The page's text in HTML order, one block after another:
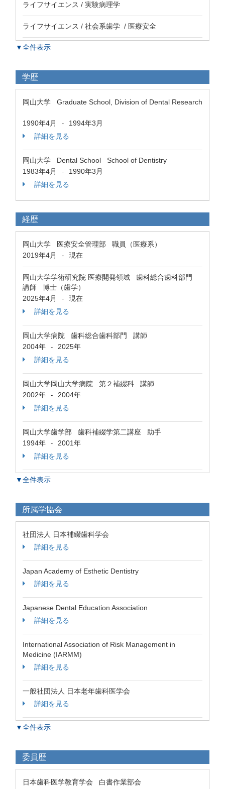
ライフサイエンス / 実験病理学
ライフサイエンス / 社会系歯学 / 医療安全
▼全件表示
学歴
岡山大学 Graduate School, Division of Dental Research
1990年4月 -
1994年3月
詳細を見る
岡山大学 Dental School School of Dentistry
1983年4月
-
1990年3月
詳細を見る
経歴
岡山大学 医療安全管理部 職員（医療系）
2019年4月
- 現在
岡山大学学術研究院 医療開発領域 歯科総合歯科部門
講師 博士（歯学）
2025年4月
-
現在
詳細を見る
岡山大学病院 歯科総合歯科部門 講師
2004年
-
2025年
詳細を見る
岡山大学岡山大学病院 第２補綴科 講師
2002年
-
2004年
詳細を見る
岡山大学歯学部 歯科補綴学第二講座 助手
1994年
-
2001年
詳細を見る
▼全件表示
所属学協会
社団法人 日本補綴歯科学会
詳細を見る
Japan Academy of Esthetic Dentistry
詳細を見る
Japanese Dental Education Association
詳細を見る
International Association of Risk Management in
Medicine (IARMM)
詳細を見る
一般社団法人 日本老年歯科医学会
詳細を見る
▼全件表示
委員歴
日本歯科医学教育学会 白書作業部会